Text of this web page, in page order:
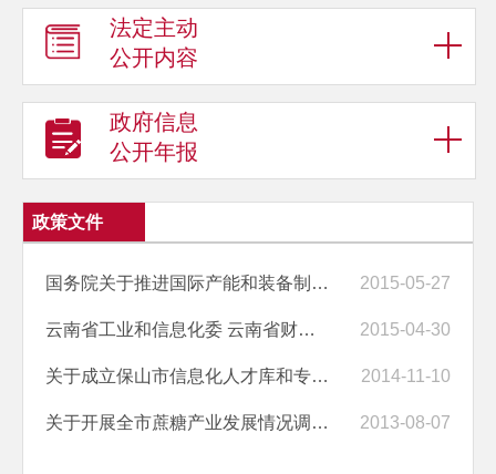
法定主动
公开内容
政府信息
公开年报
政策文件
国务院关于推进国际产能和装备制造合作的指导意见 2015-05-27
云南省工业和信息化委 云南省财政厅关于2015年拟新认定省级成长型中小企... 2015-04-30
关于成立保山市信息化人才库和专家库的通知 2014-11-10
关于开展全市蔗糖产业发展情况调研的通知 2013-08-07